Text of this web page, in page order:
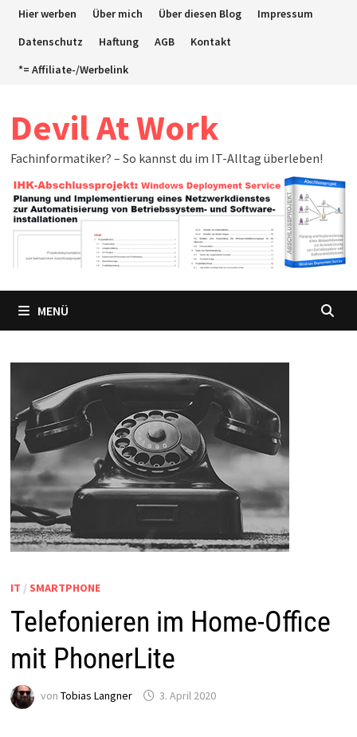
ZumHier werben Über mich Über diesen Blog
Impressum
Datenschutz
Haftung AGB
Kontakt
*= Affiliate-/Werbelink
Devil At Work
Fachinformatiker? – So kannst du im IT-Alltag überleben!
MENÜ
IT / SMARTPHONE
Telefonieren im Home-Office
mit PhonerLite
von Tobias Langner 3. April 2020